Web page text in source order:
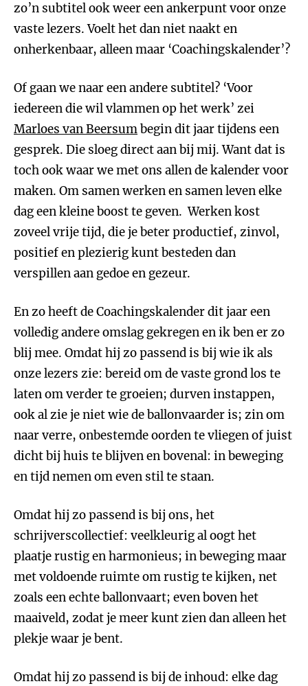
zo’n subtitel ook weer een ankerpunt voor onze
vaste lezers. Voelt het dan niet naakt en
onherkenbaar, alleen maar ‘Coachingskalender’?
Of gaan we naar een andere subtitel? ‘Voor
iedereen die wil vlammen op het werk’ zei
Marloes van Beersumbegin dit jaar tijdens een
gesprek. Die sloeg direct aan bij mij. Want dat is
toch ook waar we met ons allen de kalender voor
maken. Om samen werken en samen leven elke
dag een kleine boost te geven. Werken kost
zoveel vrije tijd, die je beter productief, zinvol,
positief en plezierig kunt besteden dan
verspillen aan gedoe en gezeur.
En zo heeft de Coachingskalender dit jaar een
volledig andere omslag gekregen en ik ben er zo
blij mee. Omdat hij zo passend is bij wie ik als
onze lezers zie: bereid om de vaste grond los te
laten om verder te groeien; durven instappen,
ook al zie je niet wie de ballonvaarder is; zin om
naar verre, onbestemde oorden te vliegen of juist
dicht bij huis te blijven en bovenal: in beweging
en tijd nemen om even stil te staan.
Omdat hij zo passend is bij ons, het
schrijverscollectief: veelkleurig al oogt het
plaatje rustig en harmonieus; in beweging maar
met voldoende ruimte om rustig te kijken, net
zoals een echte ballonvaart; even boven het
maaiveld, zodat je meer kunt zien dan alleen het
plekje waar je bent.
Omdat hij zo passend is bij de inhoud: elke dag